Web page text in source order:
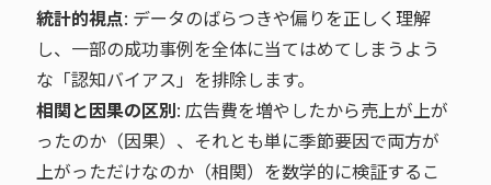
統計的視点: データのばらつきや偏りを正しく理解
し、一部の成功事例を全体に当てはめてしまうよう
な「認知バイアス」を排除します。
相関と因果の区別: 広告費を増やしたから売上が上が
ったのか（因果）、それとも単に季節要因で両方が
上がっただけなのか（相関）を数学的に検証するこ